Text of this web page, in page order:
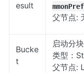
esult
父节点:
Bucke
t
启动分
类型：
父节点: